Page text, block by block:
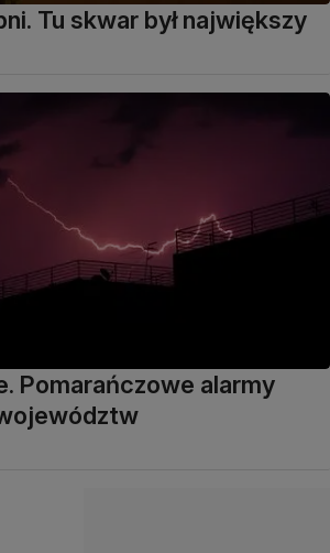
Tu skwar był największy
Pomarańczowe alarmy